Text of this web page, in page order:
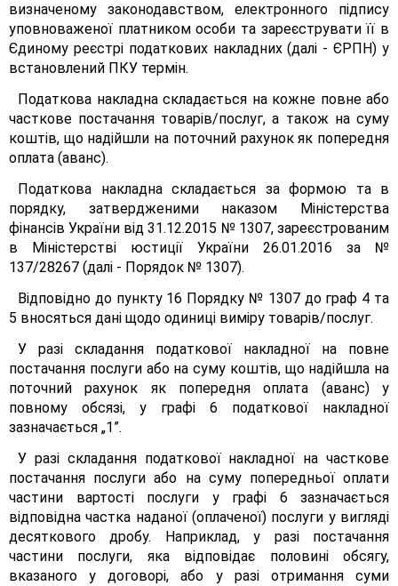
визначеному законодавством, електронного підпису
уповноваженої платником особи та зареєструвати її в
Єдиному реєстрі податкових накладних (далі - ЄРПН) у
встановлений ПКУ термін.
Податкова накладна складається на кожне повне або
часткове постачання товарів/послуг, а також на суму
коштів, що надійшли на поточний рахунок як попередня
оплата (аванс).
Податкова накладна складається за формою та в
порядку, затвердженими наказом Міністерства
фінансів України від 31.12.2015 № 1307, зареєстрованим
в Міністерстві юстиції України 26.01.2016 за №
137/28267 (далі - Порядок № 1307).
Відповідно до пункту 16 Порядку № 1307 до граф 4 та
5 вносяться дані щодо одиниці виміру товарів/послуг.
У разі складання податкової накладної на повне
постачання послуги або на суму коштів, що надійшла на
поточний рахунок як попередня оплата (аванс) у
повному обсязі, у графі 6 податкової накладної
зазначається „1”.
У разі складання податкової накладної на часткове
постачання послуги або на суму попередньої оплати
частини вартості послуги у графі 6 зазначається
відповідна частка наданої (оплаченої) послуги у вигляді
десяткового дробу. Наприклад, у разі постачання
частини послуги, яка відповідає половині обсягу,
вказаного у договорі, або у разі отримання суми